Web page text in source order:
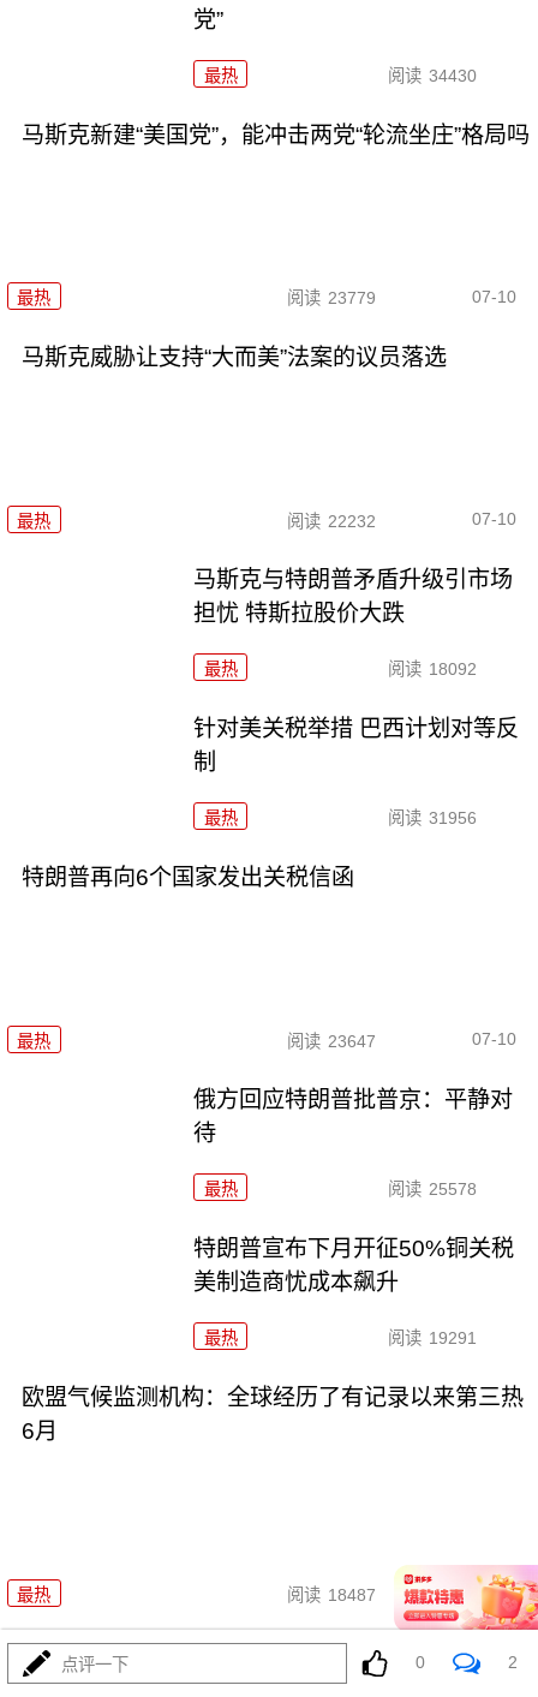
党”
最热 阅读 34430
马斯克新建“美国党”，能冲击两党“轮流坐庄”格局吗
最热 阅读 23779 07-10
马斯克威胁让支持“大而美”法案的议员落选
最热 阅读 22232 07-10
马斯克与特朗普矛盾升级引市场
担忧 特斯拉股价大跌
最热 阅读 18092
针对美关税举措 巴西计划对等反
制
最热 阅读 31956
特朗普再向6个国家发出关税信函
最热 阅读 23647 07-10
俄方回应特朗普批普京：平静对
待
最热 阅读 25578
特朗普宣布下月开征50%铜关税
美制造商忧成本飙升
最热 阅读 19291
欧盟气候监测机构：全球经历了有记录以来第三热
6月
最热 阅读 18487 07-09
乌克兰多地遭俄军袭击 至少4人
死亡数十人受伤
点评一下 0 2